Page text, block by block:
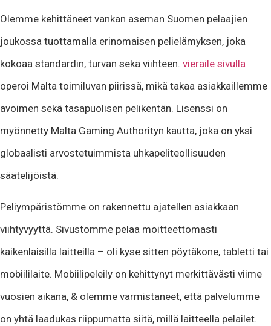
Olemme kehittäneet vankan aseman Suomen pelaajien
joukossa tuottamalla erinomaisen pelielämyksen, joka
kokoaa standardin, turvan sekä viihteen. vieraile sivulla
operoi Malta toimiluvan piirissä, mikä takaa asiakkaillemme
avoimen sekä tasapuolisen pelikentän. Lisenssi on
myönnetty Malta Gaming Authorityn kautta, joka on yksi
globaalisti arvostetuimmista uhkapeliteollisuuden
säätelijöistä.
Peliympäristömme on rakennettu ajatellen asiakkaan
viihtyvyyttä. Sivustomme pelaa moitteettomasti
kaikenlaisilla laitteilla – oli kyse sitten pöytäkone, tabletti tai
mobiililaite. Mobiilipeleily on kehittynyt merkittävästi viime
vuosien aikana, & olemme varmistaneet, että palvelumme
on yhtä laadukas riippumatta siitä, millä laitteella pelailet.